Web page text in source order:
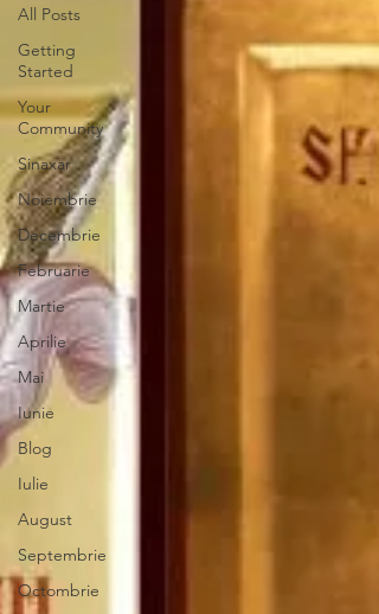
All Posts
Getting
Started
Your
Community
Sinaxar
Noiembrie
Decembrie
Februarie
Martie
Aprilie
Mai
Iunie
Blog
Iulie
August
Septembrie
Octombrie